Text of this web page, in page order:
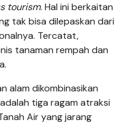
tourism. Hal ini berkaitan
tak bisa dilepaskan dari
Tercatat,
tanaman rempah dan
alam dikombinasikan
tiga ragam atraksi
Air yang jarang